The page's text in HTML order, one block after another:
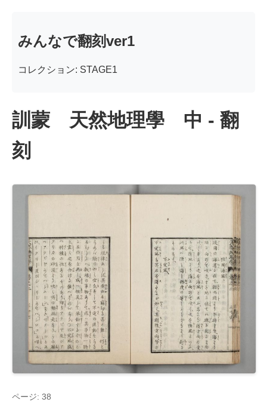
みんなで翻刻ver1
コレクション: STAGE1
訓蒙 天然地理學 中 - 翻
刻
ページ: 38